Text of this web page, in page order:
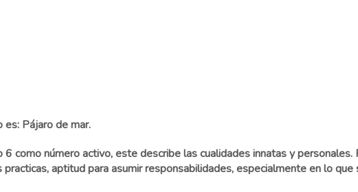
es: Pájaro de mar.
como número activo, este describe las cualidades innatas y personales.
aptitud para asumir responsabilidades, especialmente en lo